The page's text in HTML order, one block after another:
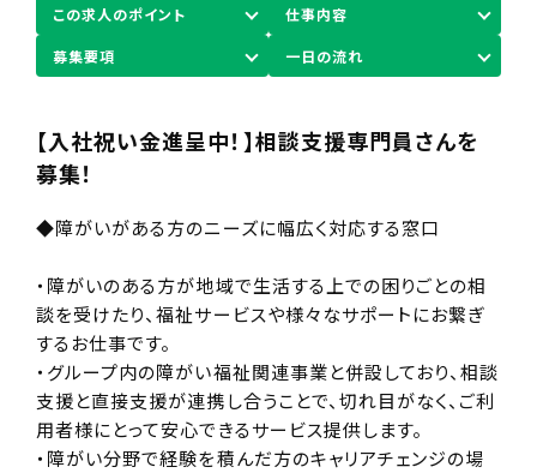
この求人のポイント 仕事内容
募集要項 一日の流れ
【入社祝い金進呈中！】相談支援専門員さんを
募集！
◆障がいがある方のニーズに幅広く対応する窓口
・障がいのある方が地域で生活する上での困りごとの相
談を受けたり、福祉サービスや様々なサポートにお繋ぎ
するお仕事です。
・グループ内の障がい福祉関連事業と併設しており、相談
支援と直接支援が連携し合うことで、切れ目がなく、ご利
用者様にとって安心できるサービス提供します。
・障がい分野で経験を積んだ方のキャリアチェンジの場